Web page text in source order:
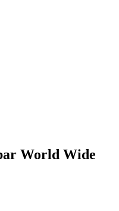
World Wide